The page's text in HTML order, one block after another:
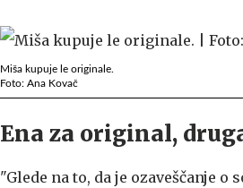
Miša kupuje le originale.
Foto: Ana Kovač
Ena za original,
"Glede na to, da je ozaveščanje